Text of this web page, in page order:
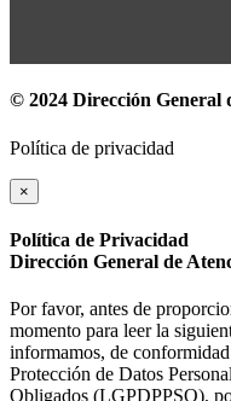
© 2024 Dirección General
Política de privacidad
×
Política de Privacidad
Dirección General de
Por favor, antes de
momento para leer la
informamos, de
Protección de Datos
Obligados (LGPDPPSO),